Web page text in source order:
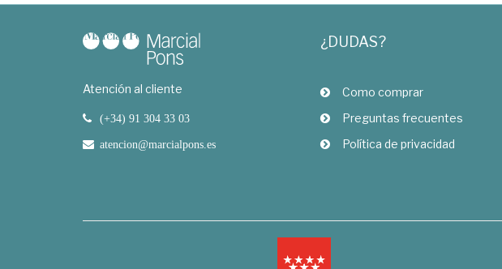
Atención al cliente
(+34) 91 304 33 03
atencion@marcialpons.es
¿DUDAS?
Como comprar
Preguntas frecuentes
Política de privacidad